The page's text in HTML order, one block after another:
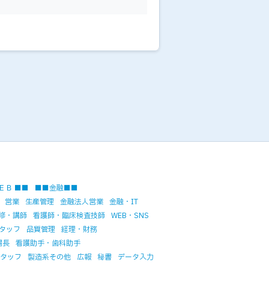
Ｂ ■■
■■金融■■
営業
生産管理 金融法人営業 金融・IT
・講師 看護師・臨床検査技師 WEB・SNS
ッフ
品質管理 経理・財務
長 看護助手・歯科助手
ッフ
製造系その他 広報 秘書 データ入力